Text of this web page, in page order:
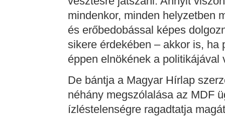
mindenkor, minden helyzetben
és erőbedobással képes
sikere érdekében – akkor is,
éppen elnökének a
De bántja a Magyar Hírlap
néhány megszólalása az MDF
ízléstelenségre ragadtatja